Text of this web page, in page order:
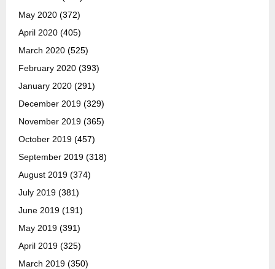
May 2020 (372)
April 2020 (405)
March 2020 (525)
February 2020 (393)
January 2020 (291)
December 2019 (329)
November 2019 (365)
October 2019 (457)
September 2019 (318)
August 2019 (374)
July 2019 (381)
June 2019 (191)
May 2019 (391)
April 2019 (325)
March 2019 (350)